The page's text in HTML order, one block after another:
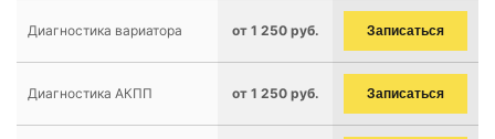
Диагностика вариатора от 1 250 руб. Записаться
Диагностика АКПП от 1 250 руб. Записаться